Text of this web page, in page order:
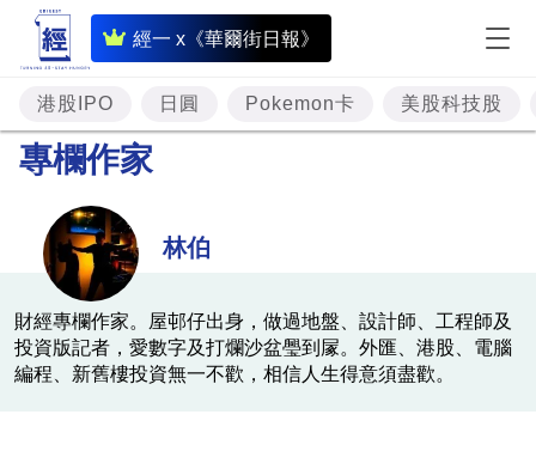
經一 x《華爾街日報》
即
時
財
經
樓
市
港股IPO 日圓 Pokemon卡 美股科技股
專欄作家
林伯
財經專欄作家。屋邨仔出身，做過地盤、設計師、工程師及
投資版記者，愛數字及打爛沙盆璺到㞘。外匯、港股、電腦
編程、新舊樓投資無一不歡，相信人生得意須盡歡。